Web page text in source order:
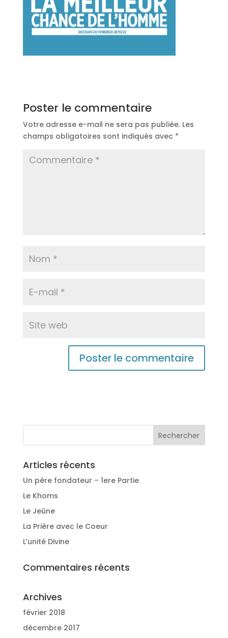
Poster le commentaire
Votre adresse e-mail ne sera pas publiée. Les
champs obligatoires sont indiqués avec *
Articles récents
Un père fondateur – 1ere Partie
Le Khoms
Le Jeûne
La Prière avec le Coeur
L’unité Divine
Commentaires récents
Archives
février 2018
décembre 2017